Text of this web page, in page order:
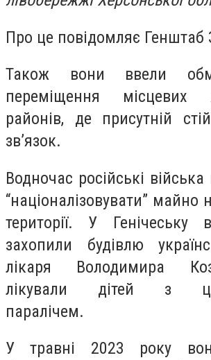
Про це повідомляє Генштаб
Також вони ввели
переміщення місцевих
районів, де присутній
зв’язок.
Водночас російські
“націоналізовувати” майно
території. У Генічеську
захопили будівлю
лікаря Володимира
лікували дітей з
паралічем.
У травні 2023 року